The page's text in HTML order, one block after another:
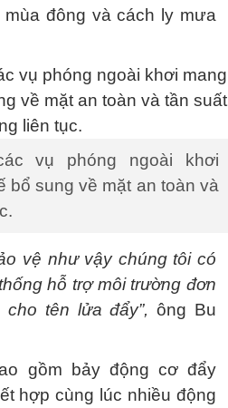
đông và cách ly mưa
vụ phóng ngoài khơi
bổ sung về mặt an toàn và
vệ như vậy chúng tôi có
hỗ trợ môi trường đơn
tên lửa đẩy”, ông Bu
gồm bảy động cơ đẩy
hợp cùng lúc nhiều động